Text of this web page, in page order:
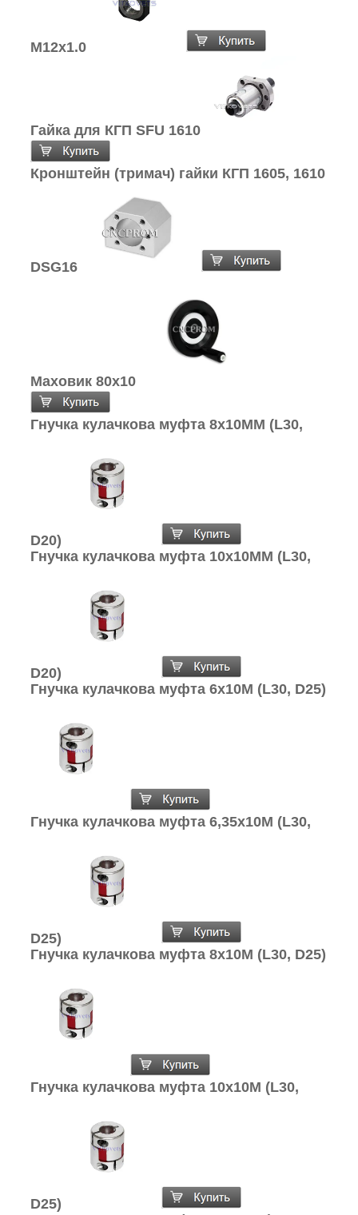
M12x1.0
Гайка для КГП SFU 1610
Кронштейн (тримач) гайки КГП 1605, 1610
DSG16
Маховик 80х10
Гнучка кулачкова муфта 8х10ММ (L30,
D20)
Гнучка кулачкова муфта 10х10ММ (L30,
D20)
Гнучка кулачкова муфта 6х10М (L30, D25)
Гнучка кулачкова муфта 6,35х10М (L30,
D25)
Гнучка кулачкова муфта 8х10М (L30, D25)
Гнучка кулачкова муфта 10х10М (L30,
D25)